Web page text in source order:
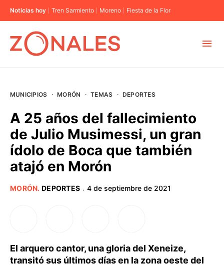
Noticias hoy Tren Sarmiento Moreno Fiesta de la Flor
BUENOS AIRES
PROVINCIAS
MUNICIPIOS · MORÓN · TEMAS · DEPORTES
A 25 años del fallecimiento
de Julio Musimessi, un gran
ídolo de Boca que también
atajó en Morón
MORÓN. DEPORTES · 4 de septiembre de 2021
El arquero cantor, una gloria del Xeneize,
transitó sus últimos días en la zona oeste del